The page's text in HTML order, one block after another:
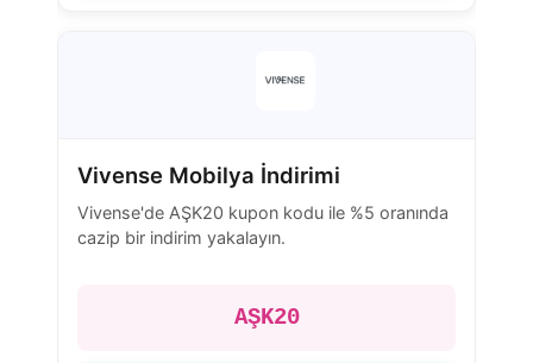
Vivense Mobilya İndirimi
Vivense'de AŞK20 kupon kodu ile %5 oranında
cazip bir indirim yakalayın.
AŞK20